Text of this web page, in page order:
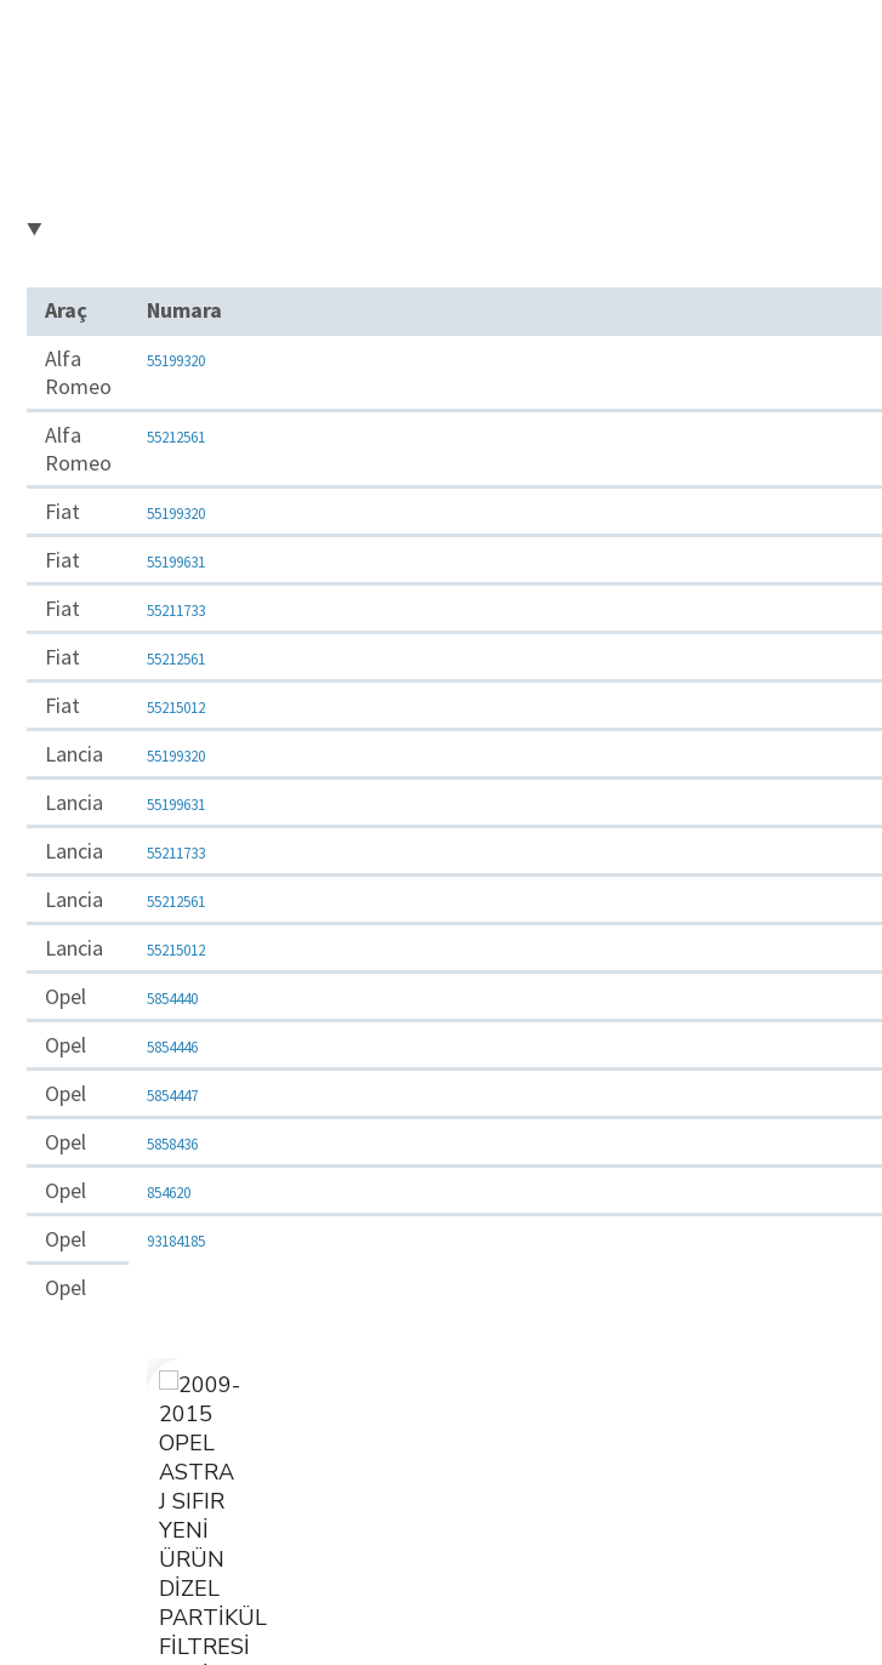
Araç
Numara
Alfa
Romeo
55199320
Alfa
Romeo
55212561
Fiat 55199320
Fiat 55199631
Fiat 55211733
Fiat 55212561
Fiat 55215012
Lancia 55199320
Lancia 55199631
Lancia 55211733
Lancia 55212561
Lancia 55215012
Opel 5854440
Opel 5854446
Opel 5854447
Opel 5858436
Opel 854620
Opel 93184185
Opel